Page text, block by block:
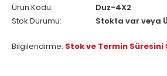
Ürün Kodu:
Duz-4X2
Stok Durumu:
Stokta var veya
Bilgilendirme: Stok ve Termin Süresini